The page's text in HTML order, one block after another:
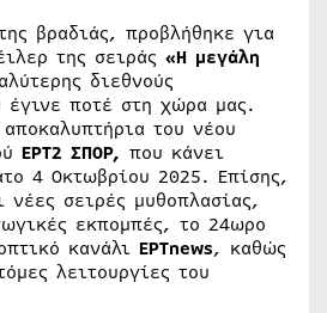
βραδιάς, προβλήθηκε για
της σειράς «Η μεγάλη
διεθνούς
έγινε ποτέ στη χώρα μας.
του νέου
ΕΡΤ2 ΣΠΟΡ, που κάνει
4 Οκτωβρίου 2025. Επίσης,
νέες σειρές μυθοπλασίας,
εκπομπές, το 24ωρο
κανάλι ΕΡΤnews, καθώς
λειτουργίες του